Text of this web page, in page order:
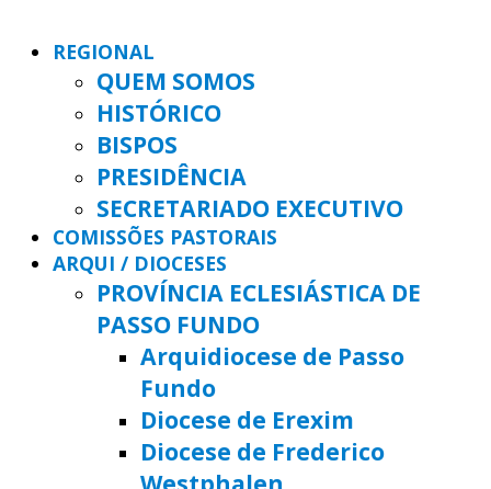
REGIONAL
QUEM SOMOS
HISTÓRICO
BISPOS
PRESIDÊNCIA
SECRETARIADO EXECUTIVO
COMISSÕES PASTORAIS
ARQUI / DIOCESES
PROVÍNCIA ECLESIÁSTICA DE
PASSO FUNDO
Arquidiocese de Passo
Fundo
Diocese de Erexim
Diocese de Frederico